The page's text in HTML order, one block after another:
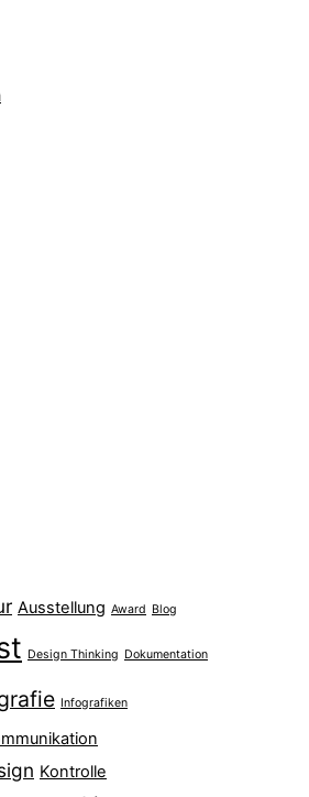
Ausstellung Award Blog
Design Thinking Dokumentation
Infografiken
Kontrolle